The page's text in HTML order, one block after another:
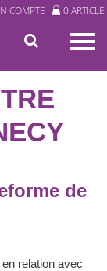
COMPTE 0 ARTICLE
de
relation avec